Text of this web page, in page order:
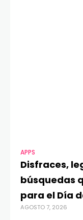
APPS
Disfraces,
búsquedas
para el Día
AGOSTO 7, 2026